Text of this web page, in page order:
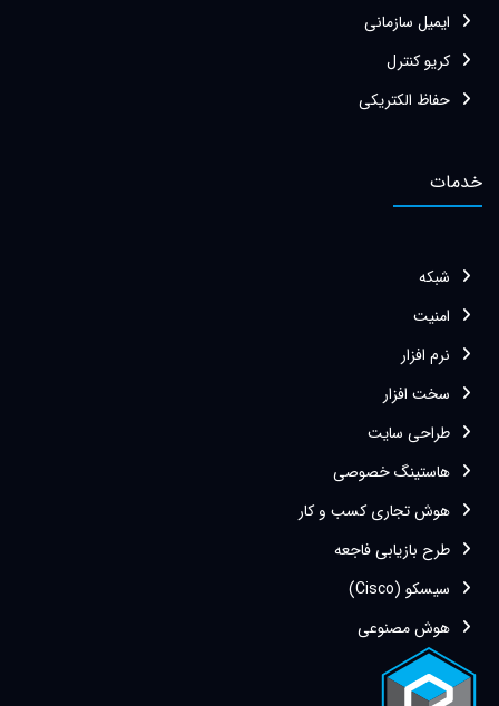
ایمیل سازمانی
کریو کنترل
حفاظ الکتریکی
خدمات
شبکه
امنیت
نرم افزار
سخت افزار
طراحی سایت
هاستینگ خصوصی
هوش تجاری کسب و کار
طرح بازیابی فاجعه
سیسکو (Cisco)
هوش مصنوعی